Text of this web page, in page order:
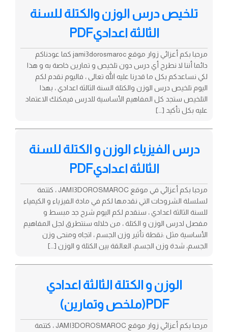
تلخيص درس الوزن والكتلة للسنة
الثالثة اعداديPDF
مرحبا بكم أعزائي زوار موقع jami3dorosmaroc كما عودناكم
دائما أننا لا نطرح أي درس دون تلخيص و تمارين خاصة به و هذا
لكي نساعدكم بكل ما قدرنا عليه الله تعالى ، فاليوم نقدم لكم
اليوم تلخيص درس الوزن والكتلة السنة الثالثة اعدادي ، بهذا
التلخيص ستجد كل المفاهيم الأساسية للدرس فيمكنك الاعتماد
عليه بكل تأكيد […]
درس الفيزياء الوزن و الكتلة للسنة
الثالثة اعداديPDF
مرحبا بكم أعزائي في موقع JAMI3DOROSMAROC ، كتتمة
لسلسلة الشروحات التي نقدمها لكم في مادة الفيزياء و الكيمياء
للسنة الثالثة اعدادي ، سنقدم لكم اليوم شرح جد مبسط و
مفصل لدرس الوزن و الكتلة ، من خلاله سنتطرق لجل المفاهيم
الأساسية مثل :نقطة تأثير وزن الجسم ، اتجاه ومنحى وزن
الجسم، شدة وزن الجسم، العالقة بين الكتلة و الوزن […]
الوزن و الكتلة الثالثة اعدادي
PDF(ملخص وتمارين)
مرحبا بكم أعزائي زوار موقع JAMI3DOROSMAROC ، كتتمة